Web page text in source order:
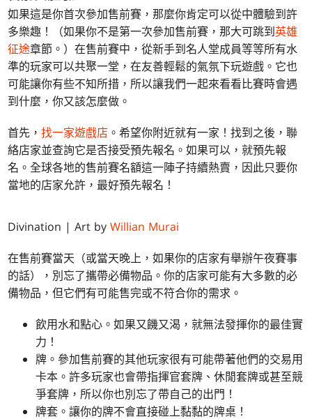
如果這是你首次參加售前賽，那麼你肯定可以從中體驗到許
多樂趣！（如果你不是第一次參加售前賽，那大可跳到英雄
征途章節。）在售前賽中，從新手到名人堂成員等等所有水
準的玩家可以共聚一堂，在友善輕鬆的氣氛下玩遊戲。它也
可能讓你有些不知所措，所以讓我們一起來看看比賽時會遇
到什麼，你又該怎麼做。
首先，找一家遊戲店 。希望你附近就有一家！找到之後，聯
絡店家並查詢它是否接受預先報名。如果可以，就預先報
名。全球各地的售前賽名額這一陣子持續熱賣，因此只要你
當地的店家允許，最好預先報名！
Divination | Art byWillian Murai
在售前賽當天（或當天晚上，如果你的店家有舉辦午夜賽事
的話），別忘了攜帶必備物品。你的店家可能有大多數的必
備物品，但它們有可能售完或不符合你的需求。
飲用水和點心。如果又饑又渴，就無法發揮你的最佳實
力！
牌。參加售前賽的其他玩家很有可能帶著他們的交易用
卡本。許多玩家也會帶指揮官套牌、休閒套牌或甚至競
爭套牌，所以你也別忘了帶自己的出門！
牌套。讓你的牌不會直接碰上黏黏的牌桌！